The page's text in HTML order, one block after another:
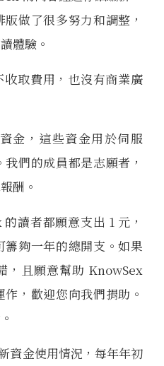
做了很多努力和調整，
體驗。
取費用，也沒有商業廣
金，這些資金用於伺服
們的成員都是志願者，
酬。
讀者都願意支出 1 元，
夠一年的總開支。如果
，且願意幫助 KnowSex
，歡迎您向我們捐助。
資金使用情況，每年年初